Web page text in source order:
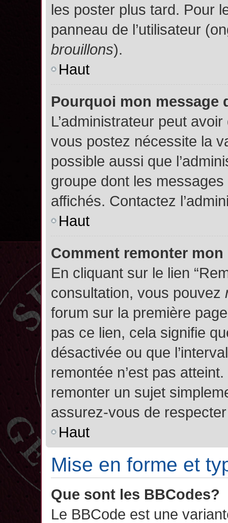
les poster plus tard. Pour
panneau de l’utilisateur
brouillons).
Haut
Pourquoi mon message
L’administrateur peut
vous postez nécessite la
possible aussi que
groupe dont les
affichés. Contactez
Haut
Comment remonter
En cliquant sur le lien
consultation, vous pouvez
forum sur la première
pas ce lien, cela signifie
désactivée ou que
remontée n’est pas
remonter un sujet
assurez-vous de
Haut
Mise en forme et
Que sont les BBCodes?
Le BBCode est une